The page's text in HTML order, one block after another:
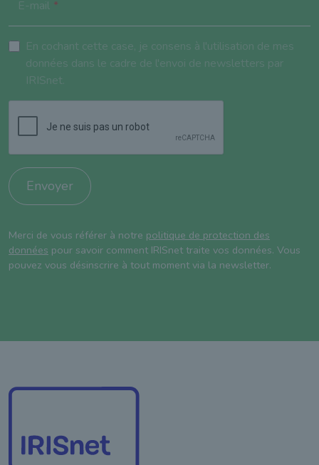
E-mail
En cochant cette case, je consens à l'utilisation de mes
données dans le cadre de l'envoi de newsletters par
IRISnet.
Envoyer
Merci de vous référer à notre politique de protection des
données pour savoir comment IRISnet traite vos données. Vous
pouvez vous désinscrire à tout moment via la newsletter.